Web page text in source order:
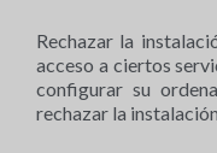
Rechazar la
acceso a ciertos
configurar su
rechazar la